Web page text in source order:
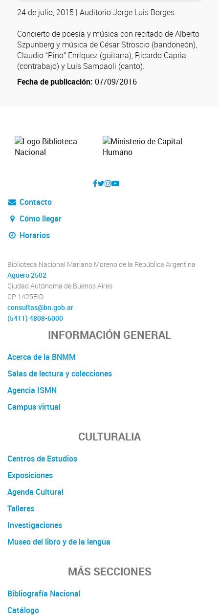
24 de julio, 2015 | Auditorio Jorge Luis Borges
Concierto de poesía y música con recitado de Alberto
Szpunberg y música de César Stroscio (bandoneón),
Claudio “Pino” Enríquez (guitarra), Ricardo Capria
(contrabajo) y Luis Sampaoli (canto).
Fecha de publicación: 07/09/2016
Contacto
Cómo llegar
Horarios
Biblioteca Nacional Mariano Moreno de la República Argentina
Agüero 2502
Ciudad Autónoma de Buenos Aires
CP 1425EID
consultas@bn.gob.ar
(5411) 4808-6000
INFORMACIÓN GENERAL
Acerca de la BNMM
Salas de lectura y colecciones
Agencia ISMN
Campus virtual
CULTURALIA
Centros de Estudios
Exposiciones
Agenda Cultural
Talleres
Investigaciones
Museo del libro y de la lengua
MÁS SECCIONES
Bibliografía Nacional
Catálogo